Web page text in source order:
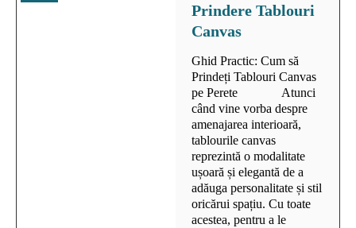
Prindere Tablouri
Canvas
Ghid Practic: Cum să
Prindeți Tablouri Canvas
pe Perete Atunci
când vine vorba despre
amenajarea interioară,
tablourile canvas
reprezintă o modalitate
ușoară și elegantă de a
adăuga personalitate și stil
oricărui spațiu. Cu toate
acestea, pentru a le